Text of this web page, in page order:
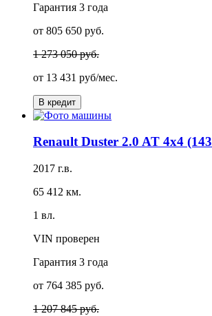
Гарантия 3 года
от 805 650 руб.
1 273 050 руб.
от 13 431 руб/мес.
В кредит
Renault Duster 2.0 AT 4x4
2017 г.в.
65 412 км.
1 вл.
VIN проверен
Гарантия 3 года
от 764 385 руб.
1 207 845 руб.